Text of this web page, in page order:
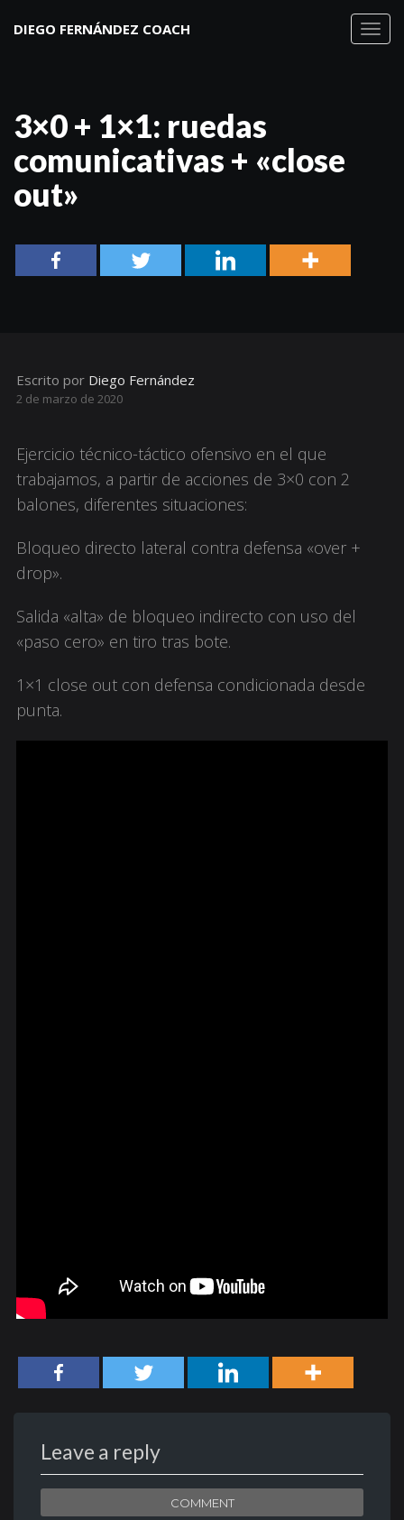
DIEGO FERNÁNDEZ COACH
3×0 + 1×1: ruedas
comunicativas + «close
out»
Escrito por Diego Fernández
2 de marzo de 2020
Ejercicio técnico-táctico ofensivo en el que
trabajamos, a partir de acciones de 3×0 con 2
balones, diferentes situaciones:
Bloqueo directo lateral contra defensa «over +
drop».
Salida «alta» de bloqueo indirecto con uso del
«paso cero» en tiro tras bote.
1×1 close out con defensa condicionada desde
punta.
Leave a reply
COMMENT